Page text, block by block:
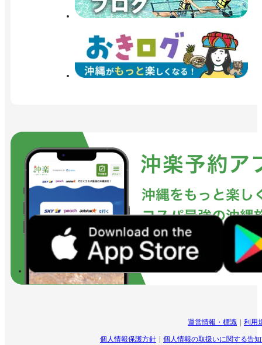
運営情報・標識 利用
個人情報保護方針 個人情報の取扱いに関する告